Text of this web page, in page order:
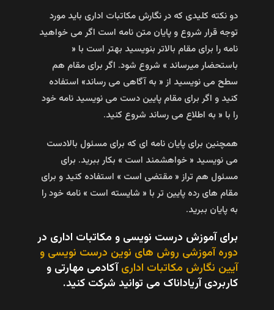
دو نکته کلیدی که در نگارش مکاتبات اداری باید مورد
توجه قرار شروع و پایان متن نامه است اگر می خواهید
نامه را برای مقام بالاتر بنویسید بهتر است با «
باستحضار میرساند » شروع شود. اگر برای مقام هم
سطح می نویسید از « به آگاهی می رساند» استفاده
کنید و اگر برای مقام پایین دست می نویسید نامه خود
را با « به اطلاع می رساند شروع کنید.
همچنین برای پایان نامه ای که برای مسئول بالادست
می نویسید « خواهشمند است » بکار ببرید. برای
مسئول هم تراز « مقتضی است » استفاده کنید و برای
مقام های رده پایین تر با « شایسته است » نامه خود را
به پایان ببرید.
برای آموزش درست نویسی و مکاتبات اداری در
دوره آموزشی روش های نوین درست نویسی و
آیین نگارش مکاتبات اداریآکادمی مهارتی و
کاربردی آریاداناک می توانید شرکت کنید.